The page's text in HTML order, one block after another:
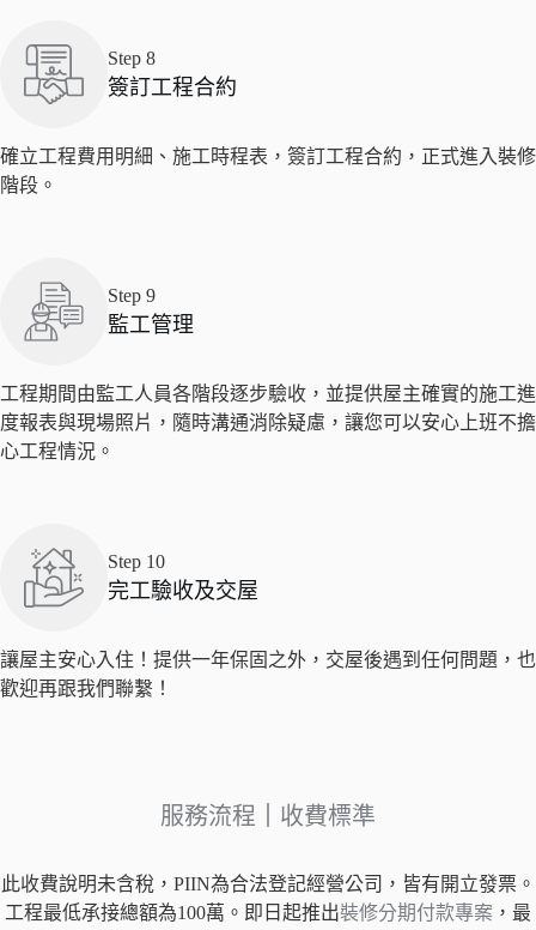
Step 8
簽訂工程合約
確立工程費用明細、施工時程表，簽訂工程合約，正式進入裝修
階段。
Step 9
監工管理
工程期間由監工人員各階段逐步驗收，並提供屋主確實的施工進
度報表與現場照片，隨時溝通消除疑慮，讓您可以安心上班不擔
心工程情況。
Step 10
完工驗收及交屋
讓屋主安心入住！提供一年保固之外，交屋後遇到任何問題，也
歡迎再跟我們聯繫！
服務流程 收費標準
此收費說明未含稅，PIIN為合法登記經營公司，皆有開立發票。
工程最低承接總額為100萬。即日起推出裝修分期付款專案 ，最